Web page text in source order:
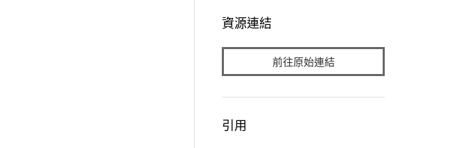
資源連結
前往原始連結
引用